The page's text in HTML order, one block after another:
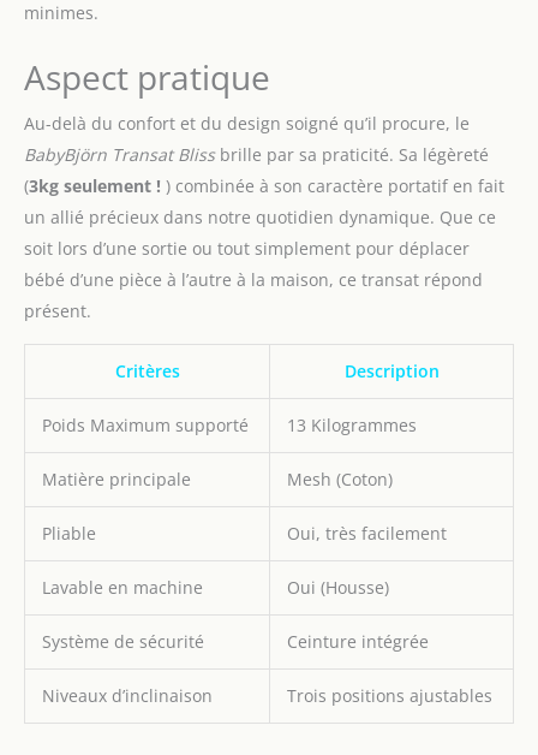
minimes.
Aspect pratique
Au-delà du confort et du design soigné qu’il procure, le
BabyBjörn Transat Blissbrille par sa praticité. Sa légèreté
(3kg seulement ! ) combinée à son caractère portatif en fait
un allié précieux dans notre quotidien dynamique. Que ce
soit lors d’une sortie ou tout simplement pour déplacer
bébé d’une pièce à l’autre à la maison, ce transat répond
présent.
Critères Description
Poids Maximum supporté 13 Kilogrammes
Matière principale Mesh (Coton)
Pliable Oui, très facilement
Lavable en machine Oui (Housse)
Système de sécurité Ceinture intégrée
Niveaux d’inclinaison Trois positions ajustables